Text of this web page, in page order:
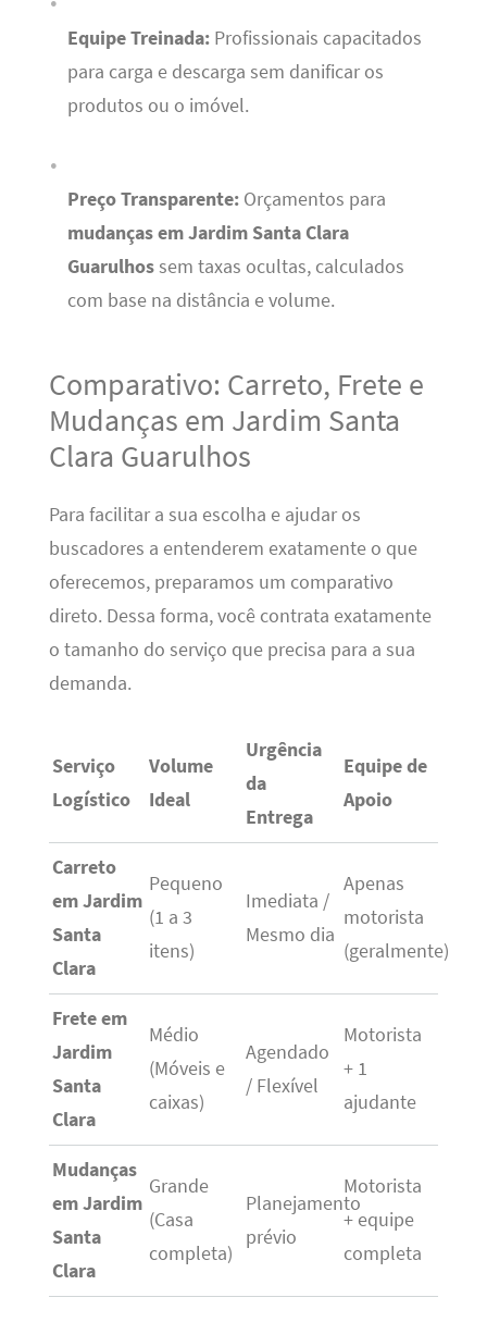
Equipe Treinada:Profissionais capacitados
para carga e descarga sem danificar os
produtos ou o imóvel.
Preço Transparente:Orçamentos para
mudanças em Jardim Santa Clara
Guarulhossem taxas ocultas, calculados
com base na distância e volume.
Comparativo: Carreto, Frete e
Mudanças em Jardim Santa
Clara Guarulhos
Para facilitar a sua escolha e ajudar os
buscadores a entenderem exatamente o que
oferecemos, preparamos um comparativo
direto. Dessa forma, você contrata exatamente
o tamanho do serviço que precisa para a sua
demanda.
Serviço
Logístico
Volume
Ideal
Urgência
da
Entrega
Equipe de
Apoio
Carreto
em Jardim
Santa
Clara
Pequeno
(1 a 3
itens)
Imediata /
Mesmo dia
Apenas
motorista
(geralmente)
Frete em
Jardim
Santa
Clara
Médio
(Móveis e
caixas)
Agendado
/ Flexível
Motorista
+ 1
ajudante
Mudanças
em Jardim
Santa
Clara
Grande
(Casa
completa)
Planejamento
prévio
Motorista
+ equipe
completa